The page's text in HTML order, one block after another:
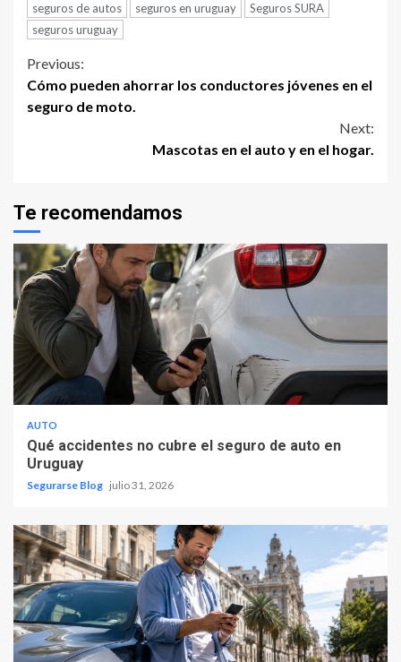
seguros de autos seguros en uruguay
Seguros SURA
seguros uruguay
Continue
Reading
Previous:
Cómo pueden ahorrar los conductores jóvenes en el
seguro de moto.
Next:
Mascotas en el auto y en el hogar.
Te recomendamos
AUTO
Qué accidentes no cubre el seguro de auto en
Uruguay
Segurarse Blog julio 31, 2026